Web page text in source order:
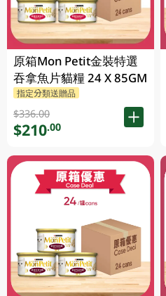
原箱Mon Petit金裝特選
吞拿魚片貓糧 24 X 85GM
指定分類送贈品
$336.00
$210.00